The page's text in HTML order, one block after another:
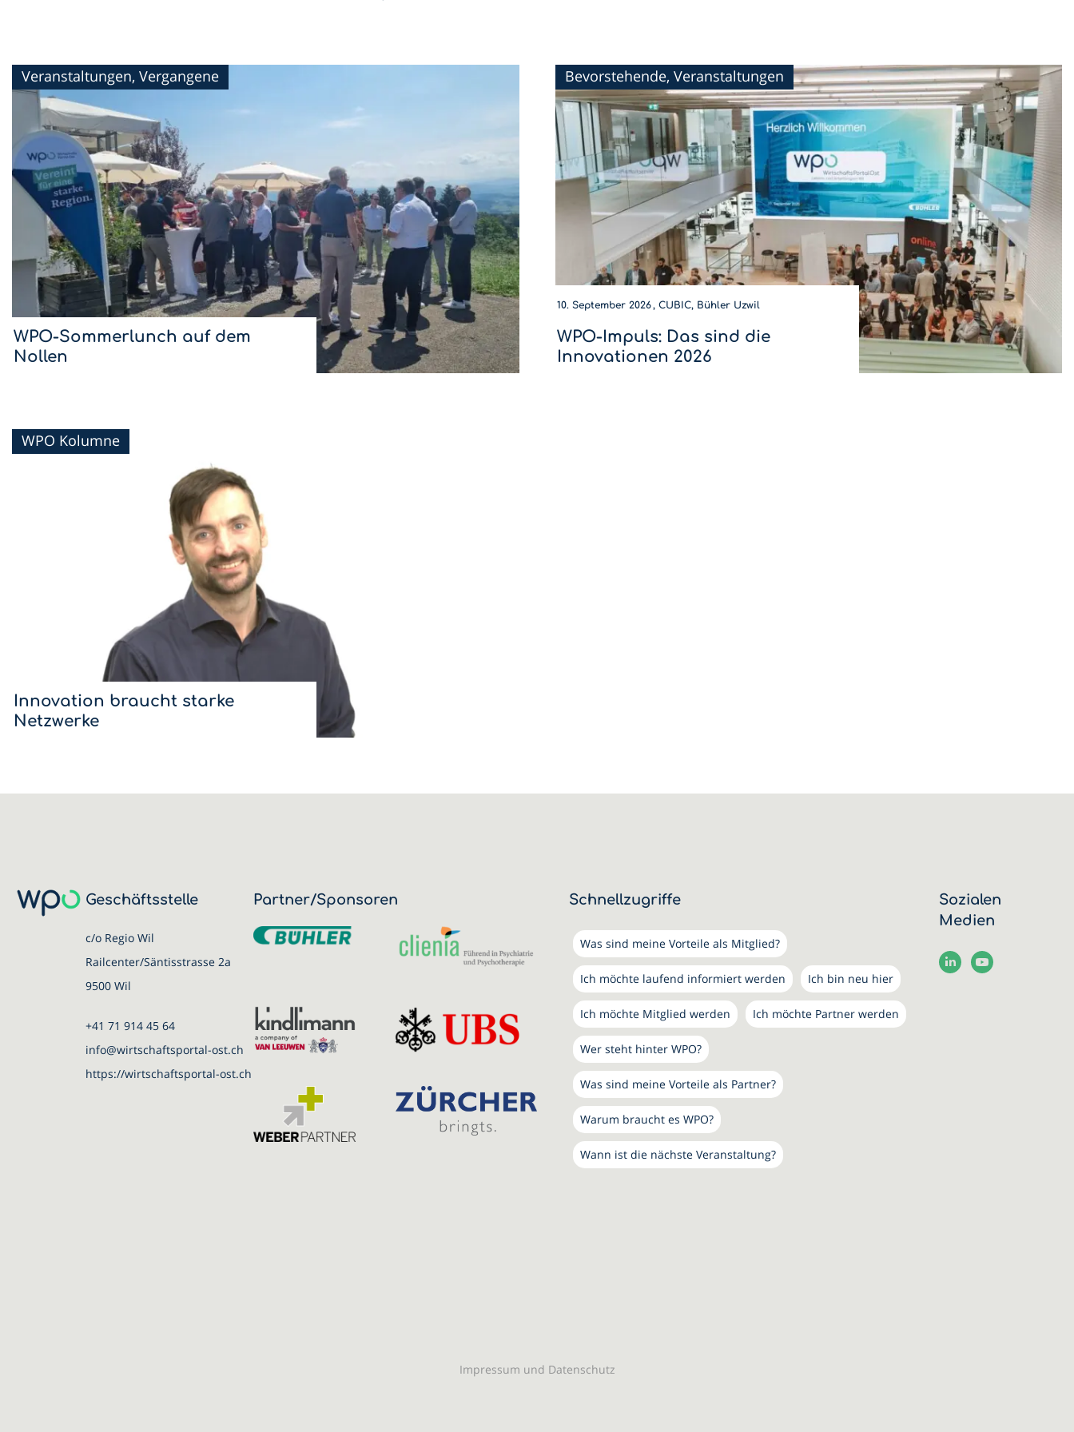
Veranstaltungen, Vergangene
WPO-Sommerlunch auf dem
Nollen
Bevorstehende, Veranstaltungen
10. September 2026CUBIC, Bühler Uzwil
WPO-Impuls: Das sind die
Innovationen 2026
WPO Kolumne
Innovation braucht starke
Netzwerke
Geschäftsstelle
c/o Regio Wil
Railcenter/Säntisstrasse 2a
9500 Wil
+41 71 914 45 64
info@wirtschaftsportal-ost.ch
https://wirtschaftsportal-ost.ch
Partner/Sponsoren Schnellzugriffe
Was sind meine Vorteile als Mitglied?
Ich möchte laufend informiert werden Ich bin neu hier
Ich möchte Mitglied werden Ich möchte Partner werden
Wer steht hinter WPO?
Was sind meine Vorteile als Partner?
Warum braucht es WPO?
Wann ist die nächste Veranstaltung?
Sozialen
Medien
Impressum und Datenschutz